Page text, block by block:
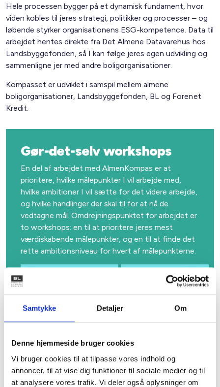
Samtykke Detaljer Om
Denne hjemmeside bruger cookies
Vi bruger cookies til at tilpasse vores indhold og
annoncer, til at vise dig funktioner til sociale medier og til
at analysere vores trafik. Vi deler også oplysninger om
Hele processen bygger på et dynamisk fundament, hvor
viden kobles til jeres strategi, politikker og processer – og
løbende styrker organisationens ESG-kompetence. Data til
arbejdet hentes direkte fra Det Almene Datavarehus hos
Landsbyggefonden, så I kan følge jeres egen udvikling og
sammenligne jer med andre boligorganisationer.
Kompasset er udviklet i samspil mellem almene
boligorganisationer, Landsbyggefonden, BL og Forenet
Kredit.
Gør-det-selv workshops
En del af arbejdet med AlmenKompas er at
prioritere, hvilke målepunkter I vil arbejde med,
hvilke ambitioner I vil sætte for det videre arbejde,
og hvilke handlinger der skal til for at nå de
vedtagne mål. Omdrejningspunktet for arbejdet er
to workshops: en til at prioritere jeres mest
værdiskabende målepunkter, og en til at finde det
rette ambitionsniveau for hvert af målepunkterne.
Ambitionsworkshop
Opfølgning og rapportering
Hent en skabelon til en ESG-rapport, dyk ned i
konkrete ESG-målepunkter samt download et
“Cheat Sheet” til, hvordan I kan bruge kunstig